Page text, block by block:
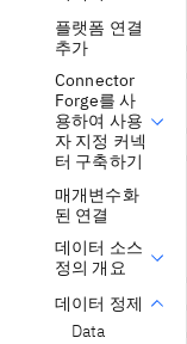
플랫폼 연결
추가
Connector
Forge를 사
용하여 사용
자 지정 커넥
터 구축하기
매개변수화
된 연결
데이터 소스
정의 개요
데이터 정제
Data